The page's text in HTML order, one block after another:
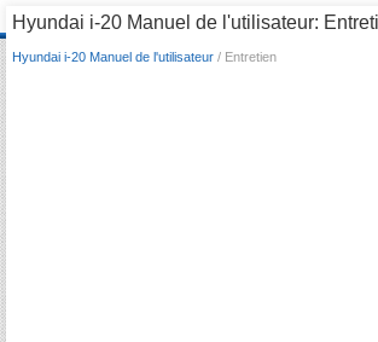
Hyundai i-20 Manuel de l'utilisateur:
Hyundai i-20 Manuel de l'utilisateur / Entretien